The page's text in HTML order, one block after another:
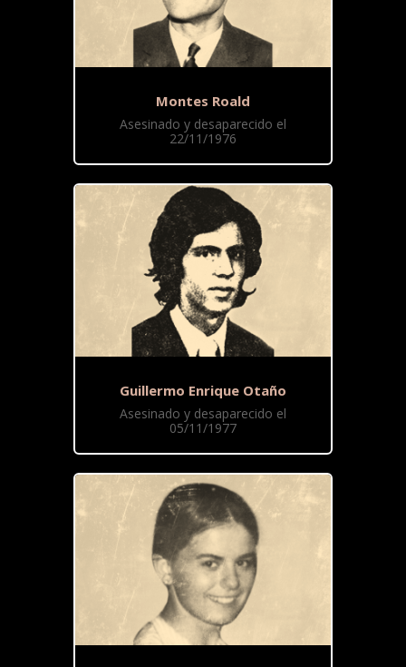
Montes Roald
Asesinado y desaparecido el
22/11/1976
Guillermo Enrique Otaño
Asesinado y desaparecido el
05/11/1977